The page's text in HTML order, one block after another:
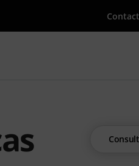
com o termo de